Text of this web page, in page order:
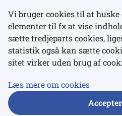
Links
Udgivelser
Vi bruger cookies til at
elementer til fx at vise
sætte tredjeparts cookies,
statistik også kan sætte
sitet virker uden brug af
Læs mere om cookies